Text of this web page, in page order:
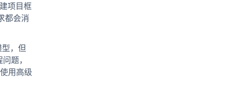
项目框
都会消
，但
题，
用高级